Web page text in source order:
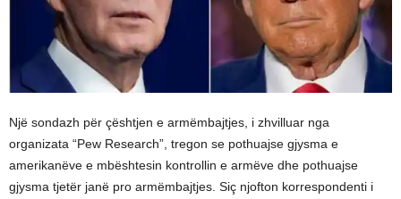
Një sondazh për çështjen e armëmbajtjes, i zhvilluar nga
organizata “Pew Research”, tregon se pothuajse gjysma e
amerikanëve e mbështesin kontrollin e armëve dhe pothuajse
gjysma tjetër janë pro armëmbajtjes. Siç njofton korrespondenti i